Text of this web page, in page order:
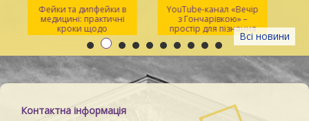
Всі новини
Фейки та дипфейки в
медицині: практичні
кроки щодо
розпізнавання
YouTube-канал «Вечір
з Гончарівкою» –
простір для пізнання
та натхнення
Контактна інформація